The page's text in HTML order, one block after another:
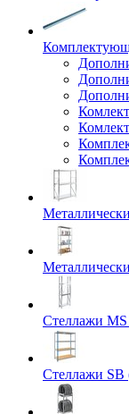
Стеллажи
Стеллажи SB